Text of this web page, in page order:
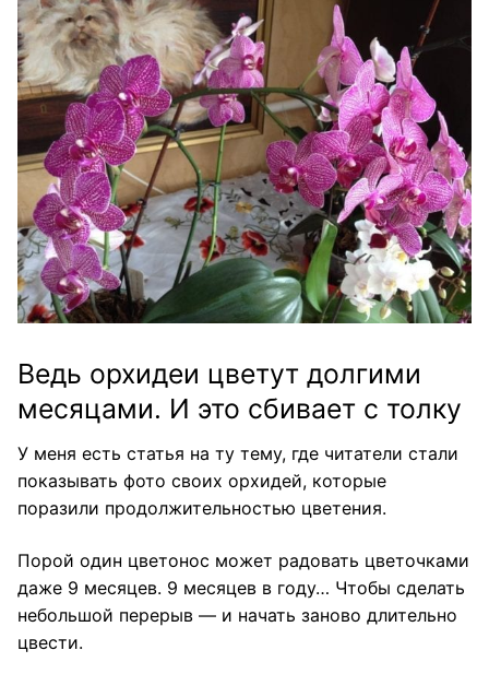
Ведь орхидеи цветут долгими
месяцами. И это сбивает с толку
У меня есть статья на ту тему, где читатели стали
показывать фото своих орхидей, которые
поразили продолжительностью цветения.
Порой один цветонос может радовать цветочками
даже 9 месяцев. 9 месяцев в году… Чтобы сделать
небольшой перерыв — и начать заново длительно
цвести.